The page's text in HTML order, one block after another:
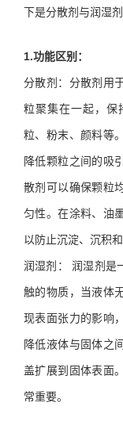
下是分散剂与润湿剂
1.功能区别：
分散剂：分散剂用
粒聚集在一起，保
粒、粉末、颜料等
降低颗粒之间的吸
散剂可以确保颗粒
匀性。在涂料、油
以防止沉淀、沉积
润湿剂： 润湿剂是
触的物质，当液体
现表面张力的影响
降低液体与固体之
盖扩展到固体表面
常重要。